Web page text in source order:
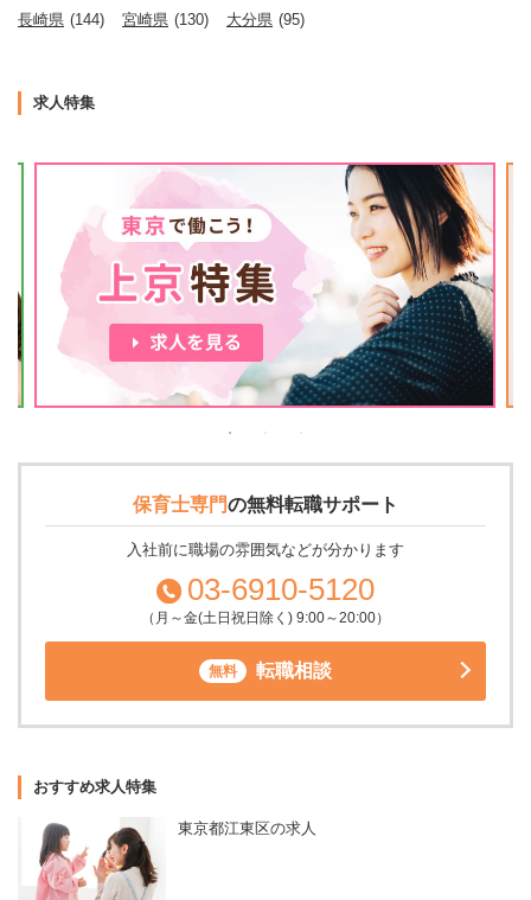
長崎県 (144) 宮崎県 (130) 大分県 (95)
求人特集
保育士専門の無料転職サポート
入社前に職場の雰囲気などが分かります
03-6910-5120
（月～金(土日祝日除く) 9:00～20:00）
無料 転職相談
おすすめ求人特集
東京都江東区の求人